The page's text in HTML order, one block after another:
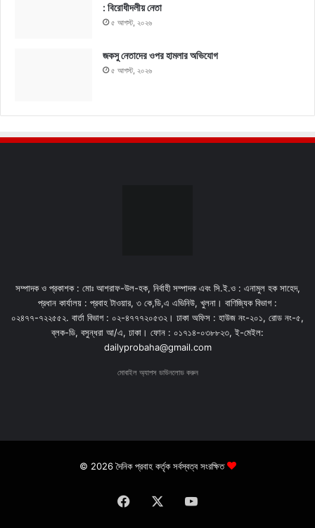
: বিরোধীদলীয় নেতা
৫ আগস্ট, ২০২৬
জকসু নেতাদের ওপর হামলার অভিযোগ
৫ আগস্ট, ২০২৬
সম্পাদক ও প্রকাশক : মোঃ আশরাফ-উল-হক, নির্বাহী সম্পাদক এবং সি.ই.ও : এনামুল হক সাহেদ,
প্রধান কার্যালয় : প্রবাহ টাওয়ার, ৩ কে,ডি,এ এভিনিউ, খুলনা। বাণিজ্যিক বিভাগ :
০২৪৭৭-৭২২৫৫২. বার্তা বিভাগ : ০২-৪৭৭৭২০৫৩২। ঢাকা অফিস : হাউজ নং-২০১, রোড নং-৫,
ব্লক-ডি, বসুন্ধরা আ/এ, ঢাকা। ফোন : ০১৭১৪-০৩৮৮২৩, ই-মেইল:
dailyprobaha@gmail.com
মোবাইল অ্যাপস ডাউনলোড করুন
© 2026 দৈনিক প্রবাহ কর্তৃক সর্বস্বত্ব সংরক্ষিত
Facebook